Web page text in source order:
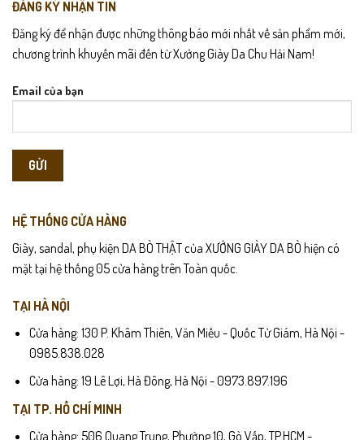
ĐĂNG KÝ NHẬN TIN
Đăng ký để nhận được những thông báo mới nhất về sản phẩm mới,
chương trình khuyến mãi đến từ Xưởng Giày Da Chu Hải Nam!
Email của bạn
HỆ THỐNG CỬA HÀNG
Giày, sandal, phụ kiện DA BÒ THẬT của XƯỞNG GIÀY DA BÒ hiện có
mặt tại hệ thống 05 cửa hàng trên Toàn quốc.
TẠI HÀ NỘI
Cửa hàng: 130 P. Khâm Thiên, Văn Miếu - Quốc Tử Giám, Hà Nội -
0985.838.028
Cửa hàng: 19 Lê Lợi, Hà Đông, Hà Nội - 0973.897.196
TẠI TP. HỒ CHÍ MINH
Cửa hàng: 506 Quang Trung, Phường 10, Gò Vấp, TP.HCM -